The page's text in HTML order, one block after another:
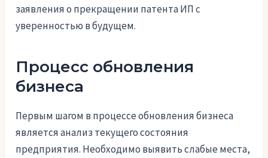
заявления о прекращении патента ИП с
уверенностью в будущем.
Процесс обновления
бизнеса
Первым шагом в процессе обновления бизнеса
является анализ текущего состояния
предприятия. Необходимо выявить слабые места,